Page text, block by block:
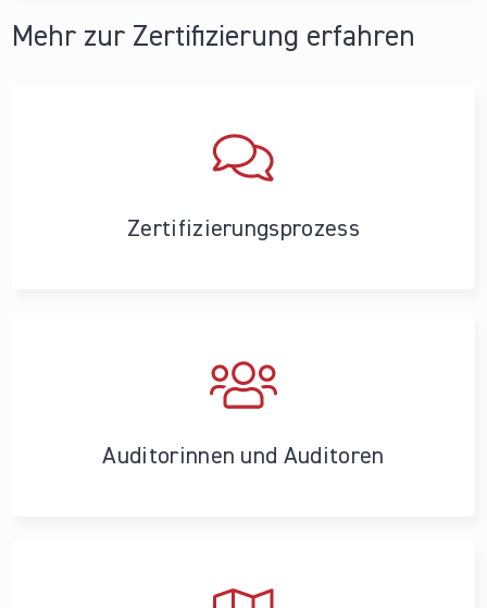
Mehr zur Zertifizierung erfahren
Zertifizierungs­prozess
Auditorinnen und Auditoren